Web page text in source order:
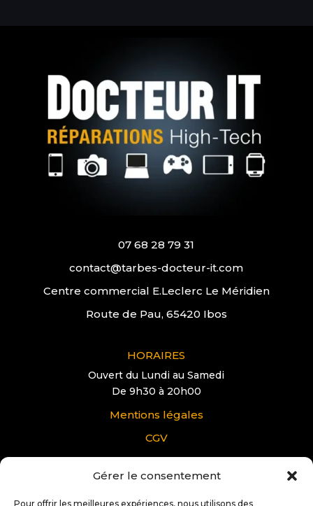
Gérer le consentement
Pour offrir les meilleures expériences, nous utilisons des
07 68 28 79 31
contact@tarbes-docteur-it.com
Centre commercial E.Leclerc Le Méridien
Route de Pau, 65420 Ibos
HORAIRES
Ouvert du Lundi au Samedi
De 9h30 à 20h00
Mentions légales
CGV
VOUS AVEZ UNE QUESTION?
Pour tous renseignements supplémentaire sur